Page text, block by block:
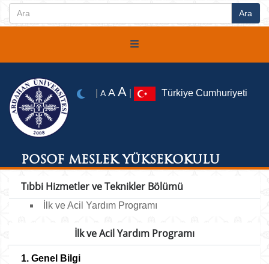
POSOF MESLEK YÜKSEKOKULU
A A A Türkiye Cumhuriyeti
Tıbbi Hizmetler ve Teknikler Bölümü
İlk ve Acil Yardım Programı
İlk ve Acil Yardım Programı
1. Genel Bilgi